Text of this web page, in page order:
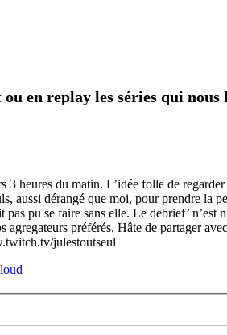
en replay les séries qui
heures du matin. L’idée folle de
aussi dérangé que moi, pour prendre
pu se faire sans elle. Le debrief’
préférés. Hâte de partager
julestoutseul